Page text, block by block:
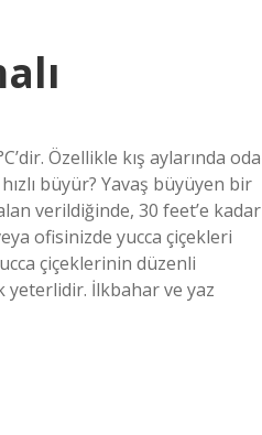
Özellikle kış aylarında oda
büyür? Yavaş büyüyen bir
verildiğinde, 30 feet’e kadar
ofisinizde yucca çiçekleri
çiçeklerinin düzenli
yeterlidir. İlkbahar ve yaz